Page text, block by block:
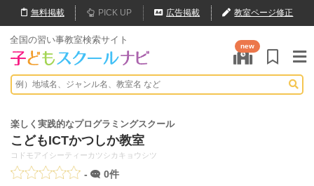
無料掲載 PICK UP 広告掲載 教室ページ修正
全国の習い事教室検索サイト
new
楽しく実践的なプログラミングスクール
こどもICTかつしか教室
コドモアイシーティーカツシカキョウシツ
-
0件